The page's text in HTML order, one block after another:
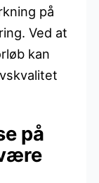
på
Ved at
kan
på